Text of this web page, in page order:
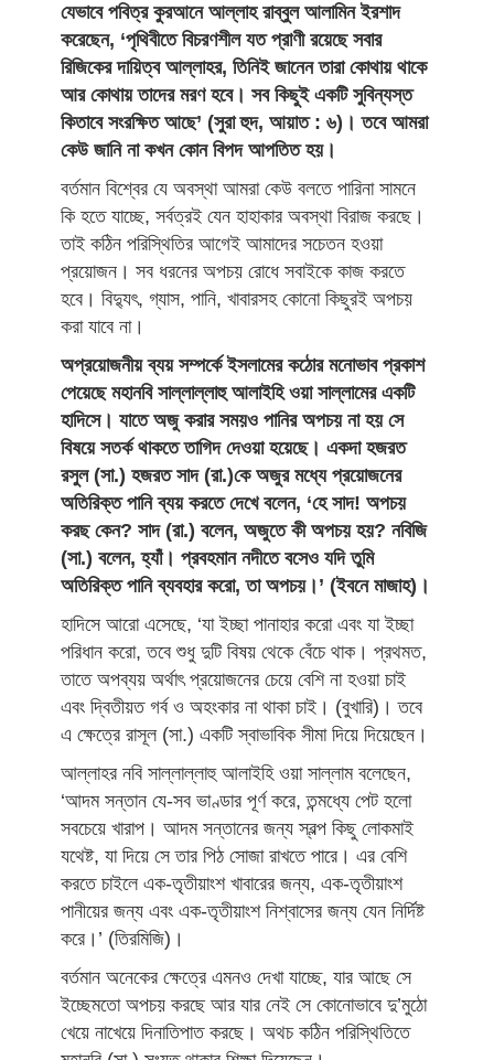
যেভাবে পবিত্র কুরআনে আল্লাহ রাব্বুল আলামিন ইরশাদ
করেছেন, ‘পৃথিবীতে বিচরণশীল যত প্রাণী রয়েছে সবার
রিজিকের দায়িত্ব আল্লাহর, তিনিই জানেন তারা কোথায় থাকে
আর কোথায় তাদের মরণ হবে। সব কিছুই একটি সুবিন্যস্ত
কিতাবে সংরক্ষিত আছে’ (সুরা হুদ, আয়াত : ৬)। তবে আমরা
কেউ জানি না কখন কোন বিপদ আপতিত হয়।
বর্তমান বিশ্বের যে অবস্থা আমরা কেউ বলতে পারিনা সামনে
কি হতে যাচ্ছে, সর্বত্রই যেন হাহাকার অবস্থা বিরাজ করছে।
তাই কঠিন পরিস্থিতির আগেই আমাদের সচেতন হওয়া
প্রয়োজন। সব ধরনের অপচয় রোধে সবাইকে কাজ করতে
হবে। বিদ্যুৎ, গ্যাস, পানি, খাবারসহ কোনো কিছুরই অপচয়
করা যাবে না।
অপ্রয়োজনীয় ব্যয় সম্পর্কে ইসলামের কঠোর মনোভাব প্রকাশ
পেয়েছে মহানবি সাল্লাল্লাহু আলাইহি ওয়া সাল্লামের একটি
হাদিসে। যাতে অজু করার সময়ও পানির অপচয় না হয় সে
বিষয়ে সতর্ক থাকতে তাগিদ দেওয়া হয়েছে। একদা হজরত
রসুল (সা.) হজরত সাদ (রা.)কে অজুর মধ্যে প্রয়োজনের
অতিরিক্ত পানি ব্যয় করতে দেখে বলেন, ‘হে সাদ! অপচয়
করছ কেন? সাদ (রা.) বলেন, অজুতে কী অপচয় হয়? নবিজি
(সা.) বলেন, হ্যাঁ। প্রবহমান নদীতে বসেও যদি তুমি
অতিরিক্ত পানি ব্যবহার করো, তা অপচয়।’ (ইবনে মাজাহ)।
হাদিসে আরো এসেছে, ‘যা ইচ্ছা পানাহার করো এবং যা ইচ্ছা
পরিধান করো, তবে শুধু দুটি বিষয় থেকে বেঁচে থাক। প্রথমত,
তাতে অপব্যয় অর্থাৎ প্রয়োজনের চেয়ে বেশি না হওয়া চাই
এবং দ্বিতীয়ত গর্ব ও অহংকার না থাকা চাই। (বুখারি)। তবে
এ ক্ষেত্রে রাসূল (সা.) একটি স্বাভাবিক সীমা দিয়ে দিয়েছেন।
আল্লাহর নবি সাল্লাল্লাহু আলাইহি ওয়া সাল্লাম বলেছেন,
‘আদম সন্তান যে-সব ভাণ্ডার পূর্ণ করে, তন্মধ্যে পেট হলো
সবচেয়ে খারাপ। আদম সন্তানের জন্য স্বল্প কিছু লোকমাই
যথেষ্ট, যা দিয়ে সে তার পিঠ সোজা রাখতে পারে। এর বেশি
করতে চাইলে এক-তৃতীয়াংশ খাবারের জন্য, এক-তৃতীয়াংশ
পানীয়ের জন্য এবং এক-তৃতীয়াংশ নিশ্বাসের জন্য যেন নির্দিষ্ট
করে।’ (তিরমিজি)।
বর্তমান অনেকের ক্ষেত্রে এমনও দেখা যাচ্ছে, যার আছে সে
ইচ্ছেমতো অপচয় করছে আর যার নেই সে কোনোভাবে দু’মুঠো
খেয়ে নাখেয়ে দিনাতিপাত করছে। অথচ কঠিন পরিস্থিতিতে